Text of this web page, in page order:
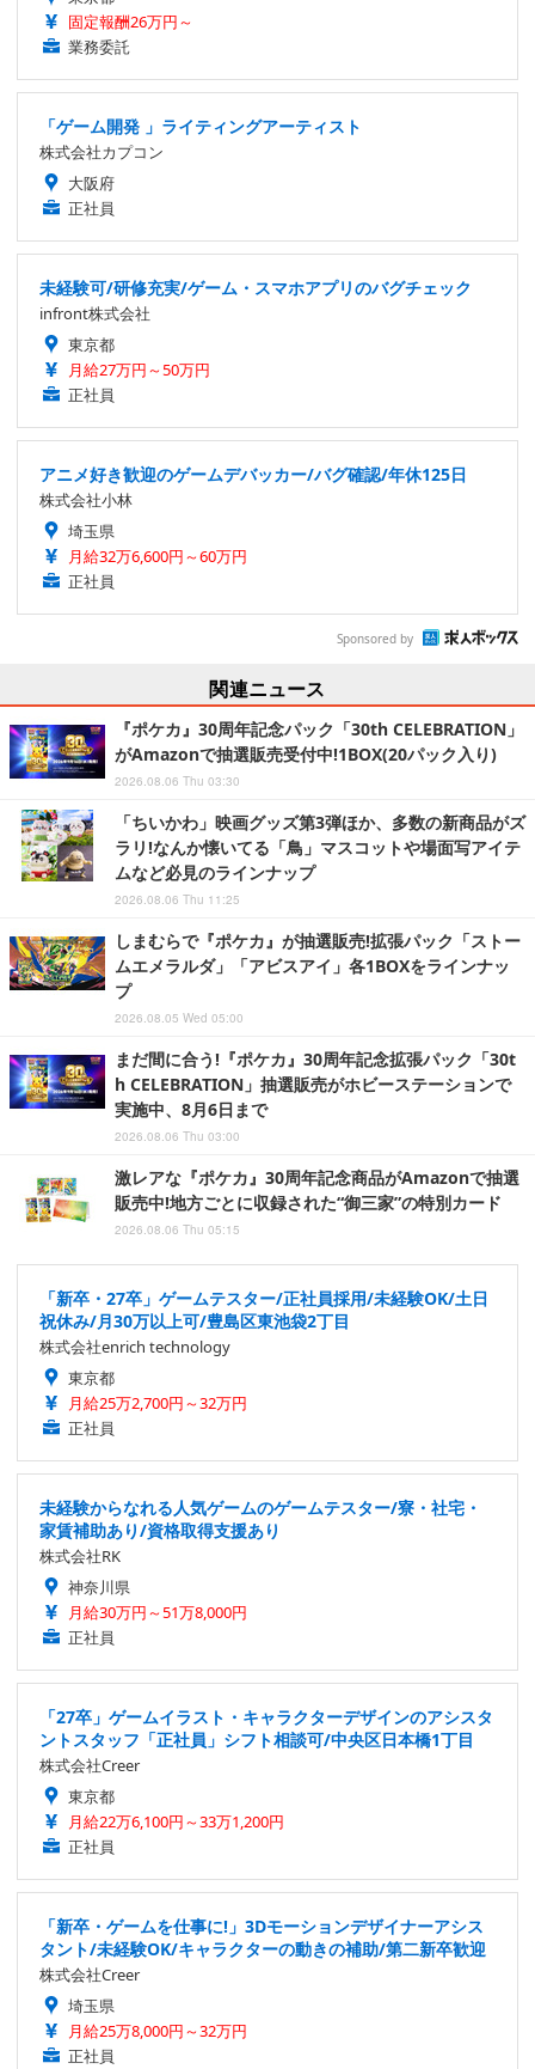
固定報酬26万円～
業務委託
「ゲーム開発 」ライティングアーティスト
株式会社カプコン
大阪府
正社員
未経験可/研修充実/ゲーム・スマホアプリのバグチェック
infront株式会社
東京都
月給27万円～50万円
正社員
アニメ好き歓迎のゲームデバッカー/バグ確認/年休125日
株式会社小林
埼玉県
月給32万6,600円～60万円
正社員
Sponsored by
関連ニュース
『ポケカ』30周年記念パック「30th CELEBRATION」
がAmazonで抽選販売受付中!1BOX(20パック入り)
2026.08.06 Thu 03:30
「ちいかわ」映画グッズ第3弾ほか、多数の新商品がズ
ラリ!なんか懐いてる「鳥」マスコットや場面写アイテ
ムなど必見のラインナップ
2026.08.06 Thu 11:25
しまむらで『ポケカ』が抽選販売!拡張パック「ストー
ムエメラルダ」「アビスアイ」各1BOXをラインナッ
プ
2026.08.05 Wed 05:00
まだ間に合う!『ポケカ』30周年記念拡張パック「30t
h CELEBRATION」抽選販売がホビーステーションで
実施中、8月6日まで
2026.08.06 Thu 03:00
激レアな『ポケカ』30周年記念商品がAmazonで抽選
販売中!地方ごとに収録された“御三家”の特別カード
2026.08.06 Thu 05:15
「新卒・27卒」ゲームテスター/正社員採用/未経験OK/土日
祝休み/月30万以上可/豊島区東池袋2丁目
株式会社enrich technology
東京都
月給25万2,700円～32万円
正社員
未経験からなれる人気ゲームのゲームテスター/寮・社宅・
家賃補助あり/資格取得支援あり
株式会社RK
神奈川県
月給30万円～51万8,000円
正社員
「27卒」ゲームイラスト・キャラクターデザインのアシスタ
ントスタッフ「正社員」シフト相談可/中央区日本橋1丁目
株式会社Creer
東京都
月給22万6,100円～33万1,200円
正社員
「新卒・ゲームを仕事に!」3Dモーションデザイナーアシス
タント/未経験OK/キャラクターの動きの補助/第二新卒歓迎
株式会社Creer
埼玉県
月給25万8,000円～32万円
正社員